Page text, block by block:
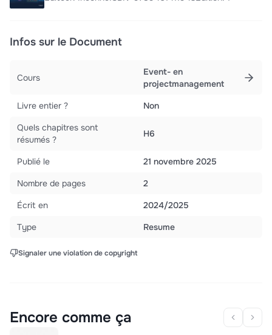
Infos sur le Document
Cours
Event- en
projectmanagement
Livre entier ?
Non
Quels chapitres sont
résumés ?
H6
Publié le
21 novembre 2025
Nombre de pages
2
Écrit en
2024/2025
Type
Resume
Signaler une violation de copyright
Encore comme ça